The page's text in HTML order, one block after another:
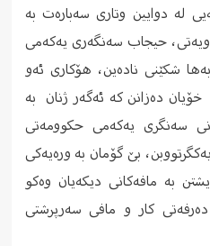
لە دوایین وتاری سەبارەت بە
حیجاب سەنگەری یەکەمی
شکێنی نادەین، هۆکاری ئەو
دەزانن کە ئەگەر ژنان بە
سەنگری یەکەمی حکوومەتی
بێ گۆمان بە ورەیەکی
بە مافەکانی دیکەیان وەکو
دەرفەتی کار و مافی سەرپرشتی